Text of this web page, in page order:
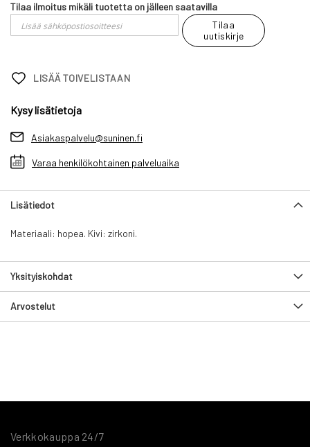
Tilaa ilmoitus mikäli tuotetta on jälleen saatavilla
Tilaa
uutiskirje
LISÄÄ TOIVELISTAAN
Kysy lisätietoja
Asiakaspalvelu@suninen.fi
Varaa henkilökohtainen palveluaika
Lisätiedot
Materiaali: hopea. Kivi: zirkoni.
Yksityiskohdat
Arvostelut
Verkkokauppa 24/7